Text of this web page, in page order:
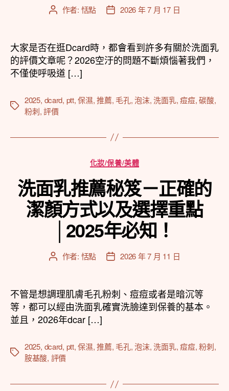
文
者
作者: 恬點
文
佈
日
期
2026 年 7 月 17 日
大家是否在逛Dcard時，都會看到許多有關於洗面乳
的評價文章呢？2026空汙的問題不斷煩惱著我們，
不僅使呼吸道 […]
標
2025, dcard, ptt,保濕,推薦, 毛孔,泡沫,洗面乳,痘痘,碳酸,
粉刺,評價
分
類
化妝/保養/美體
洗面乳推薦秘笈－正確的
潔顏方式以及選擇重點
│2025年必知！
文
者
作者: 恬點
文
佈
日
期
2026 年 7 月 11 日
不管是想調理肌膚毛孔粉刺、痘痘或者是暗沉等
等，都可以經由洗面乳確實洗臉達到保養的基本。
並且，2026年dcar […]
標
2025, dcard, ptt,保濕,推薦, 毛孔,泡沫,洗面乳,痘痘,粉刺,
胺基酸, 評價